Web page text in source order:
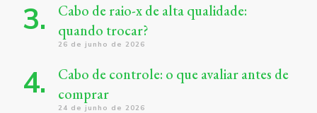
Cabo de raio-x de alta qualidade:
quando trocar?
26 de junho de 2026
Cabo de controle: o que avaliar antes de
comprar
24 de junho de 2026